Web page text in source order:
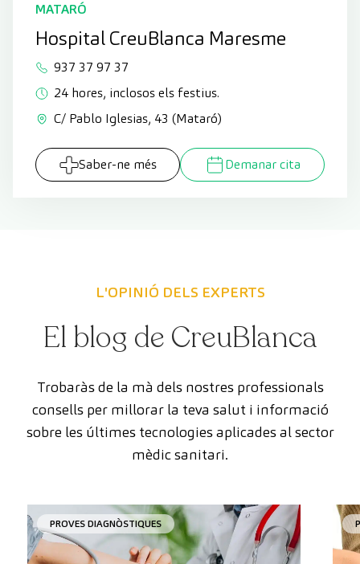
MATARÓ
Hospital CreuBlanca Maresme
937 37 97 37
24 hores, inclosos els festius.
C/ Pablo Iglesias, 43 (Mataró)
Saber-ne més Demanar cita
L'OPINIÓ DELS EXPERTS
El blog de CreuBlanca
Trobaràs de la mà dels nostres professionals
consells per millorar la teva salut i informació
sobre les últimes tecnologies aplicades al sector
mèdic sanitari.
PROVES DIAGNÒSTIQUES